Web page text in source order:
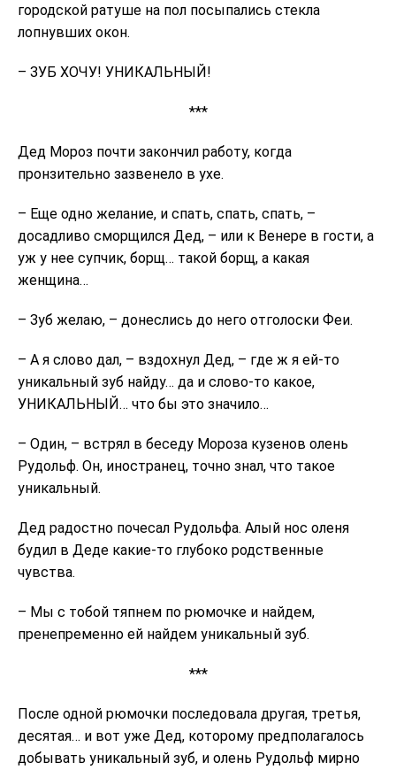
городской ратуше на пол посыпались стекла
лопнувших окон.
– ЗУБ ХОЧУ! УНИКАЛЬНЫЙ!
***
Дед Мороз почти закончил работу, когда
пронзительно зазвенело в ухе.
– Еще одно желание, и спать, спать, спать, –
досадливо сморщился Дед, – или к Венере в гости, а
уж у нее супчик, борщ… такой борщ, а какая
женщина…
– Зуб желаю, – донеслись до него отголоски Феи.
– А я слово дал, – вздохнул Дед, – где ж я ей-то
уникальный зуб найду… да и слово-то какое,
УНИКАЛЬНЫЙ… что бы это значило…
– Один, – встрял в беседу Мороза кузенов олень
Рудольф. Он, иностранец, точно знал, что такое
уникальный.
Дед радостно почесал Рудольфа. Алый нос оленя
будил в Деде какие-то глубоко родственные
чувства.
– Мы с тобой тяпнем по рюмочке и найдем,
пренепременно ей найдем уникальный зуб.
***
После одной рюмочки последовала другая, третья,
десятая… и вот уже Дед, которому предполагалось
добывать уникальный зуб, и олень Рудольф мирно